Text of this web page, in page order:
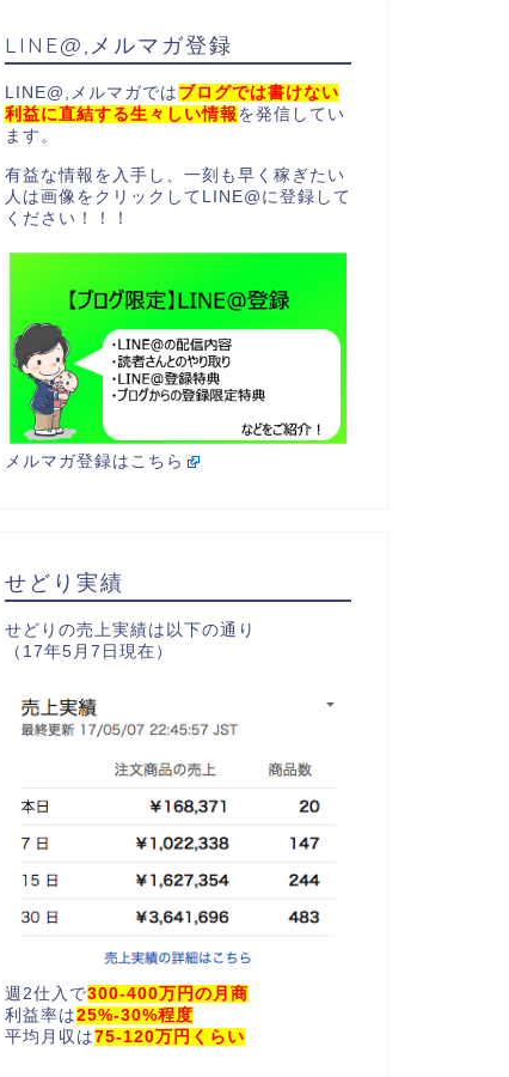
LINE@,メルマガ登録
LINE@,メルマガでは ブログでは書けない
利益に直結する生々しい情報 を発信してい
ます。
有益な情報を入手し、一刻も早く稼ぎたい
人は画像をクリックしてLINE@に登録して
ください！！！
メルマガ登録はこちら
せどり実績
せどりの売上実績は以下の通り
（17年5月7日現在）
週2仕入で300-400万円の月商
利益率は25%-30%程度
平均月収は75-120万円くらい